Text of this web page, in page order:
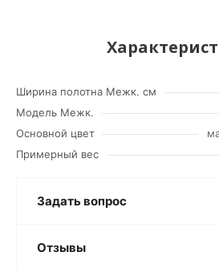
Ширина полотна Межк. см
Модель Межк.
Основной цвет
Примерный вес
Задать вопрос
Отзывы